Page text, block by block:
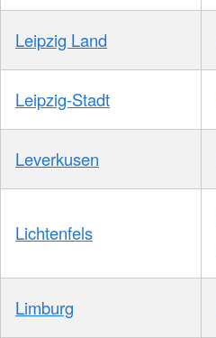
Leipzig Land
Leipzig-Stadt
Leverkusen
Lichtenfels
Limburg